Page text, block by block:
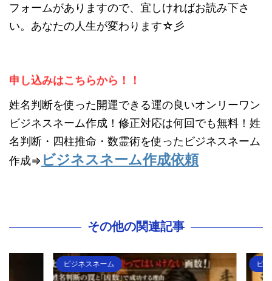
フォームがありますので、宜しければお読み下さ
い。あなたの人生が変わります☆彡
申し込みはこちらから！！
姓名判断を使った開運できる運の良いオンリーワン
ビジネスネーム作成！修正対応は何回でも無料！姓
名判断・四柱推命・数霊術を使ったビジネスネーム
作成⇒ ビジネスネーム作成依頼
その他の関連記事
ビジネスネーム ビジ